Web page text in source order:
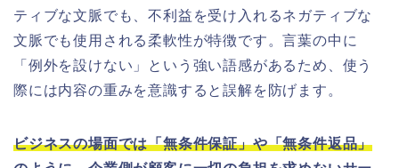
ティブな文脈でも、不利益を受け入れるネガティブな
文脈でも使用される柔軟性が特徴です。言葉の中に
「例外を設けない」という強い語感があるため、使う
際には内容の重みを意識すると誤解を防げます。
ビジネスの場面では「無条件保証」や「無条件返品」